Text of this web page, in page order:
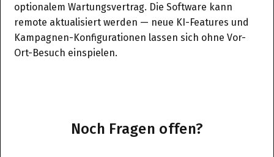
optionalem Wartungsvertrag. Die Software kann
remote aktualisiert werden — neue KI-Features und
Kampagnen-Konfigurationen lassen sich ohne Vor-
Ort-Besuch einspielen.
Noch Fragen offen?